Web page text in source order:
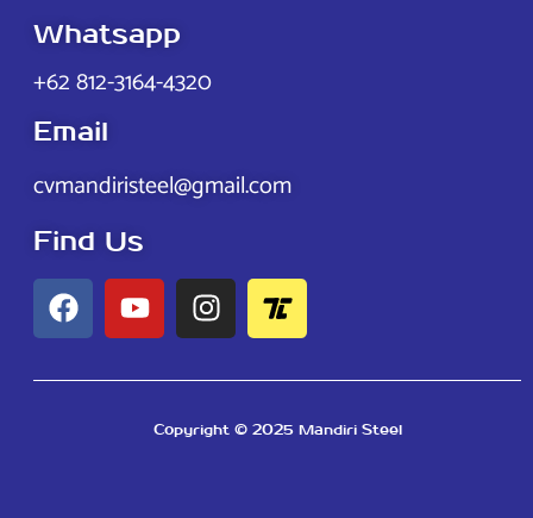
Whatsapp
+62 812-3164-4320
Email
cvmandiristeel@gmail.com
Find Us
Copyright © 2025 Mandiri Steel